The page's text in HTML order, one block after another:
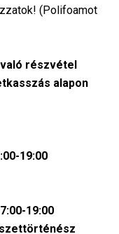
(Polifoamot
való részvétel
alapon
19:00
19:00